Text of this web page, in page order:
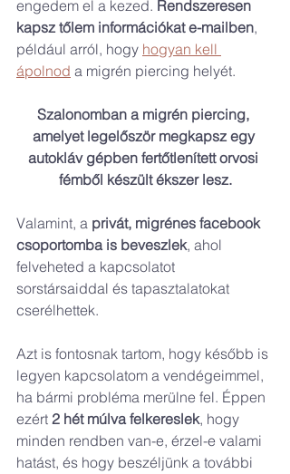
engedem el a kezed. Rendszeresen
kapsz tőlem információkat e-mailben,
például arról, hogy hogyan kell
ápolnod a migrén piercing helyét.
Szalonomban a migrén piercing,
amelyet legelőször megkapsz egy
autokláv gépben fertőtlenített orvosi
fémből készült ékszer lesz.
Valamint, a privát, migrénes facebook
csoportomba is beveszlek, ahol
felveheted a kapcsolatot
sorstársaiddal és tapasztalatokat
cserélhettek.
Azt is fontosnak tartom, hogy később is
legyen kapcsolatom a vendégeimmel,
ha bármi probléma merülne fel. Éppen
ezért 2 hét múlva felkereslek, hogy
minden rendben van-e, érzel-e valami
hatást, és hogy beszéljünk a további